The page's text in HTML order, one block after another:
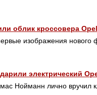
облик кроссовера
изображения нового
электрический
Нойманн лично вручил